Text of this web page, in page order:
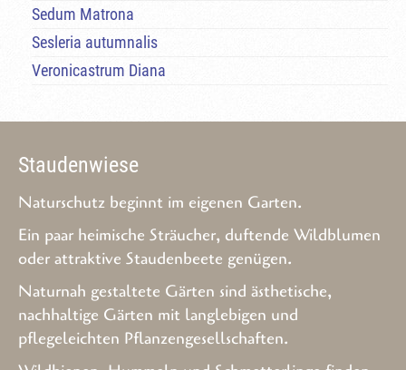
Sedum Matrona
Sesleria autumnalis
Veronicastrum Diana
Staudenwiese
Naturschutz beginnt im eigenen Garten.
Ein paar heimische Sträucher, duftende Wildblumen
oder attraktive Staudenbeete genügen.
Naturnah gestaltete Gärten sind ästhetische,
nachhaltige Gärten mit langlebigen und
pflegeleichten Pflanzengesellschaften.